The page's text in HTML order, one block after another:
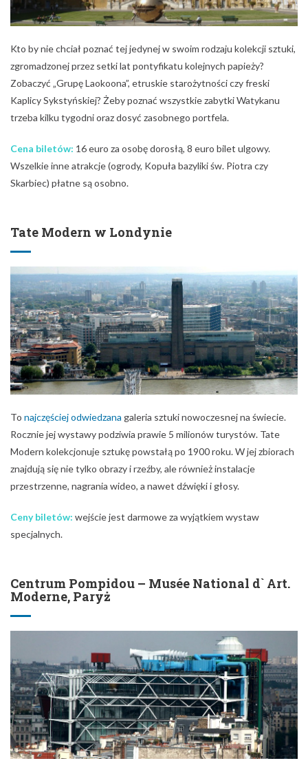
Kto by nie chciał poznać tej jedynej w swoim rodzaju kolekcji sztuki,
zgromadzonej przez setki lat pontyfikatu kolejnych papieży?
Zobaczyć „Grupę Laokoona”, etruskie starożytności czy freski
Kaplicy Sykstyńskiej? Żeby poznać wszystkie zabytki Watykanu
trzeba kilku tygodni oraz dosyć zasobnego portfela.
Cena biletów: 16 euro za osobę dorosłą, 8 euro bilet ulgowy.
Wszelkie inne atrakcje (ogrody, Kopuła bazyliki św. Piotra czy
Skarbiec) płatne są osobno.
Tate Modern w Londynie
To najczęściej odwiedzana galeria sztuki nowoczesnej na świecie.
Rocznie jej wystawy podziwia prawie 5 milionów turystów. Tate
Modern kolekcjonuje sztukę powstałą po 1900 roku. W jej zbiorach
znajdują się nie tylko obrazy i rzeźby, ale również instalacje
przestrzenne, nagrania wideo, a nawet dźwięki i głosy.
Ceny biletów: wejście jest darmowe za wyjątkiem wystaw
specjalnych.
Centrum Pompidou – Musée National d` Art.
Moderne, Paryż